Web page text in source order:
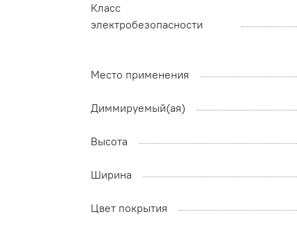
Класс
электробезопасности
Место применения
Диммируемый(ая)
Высота
Ширина
Цвет покрытия